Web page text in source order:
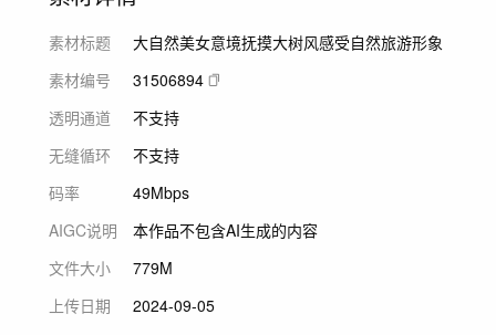
素材标题
大自然美女意境抚摸大树风感受自然旅游形象
素材编号
31506894
透明通道
不支持
无缝循环
不支持
码率
49Mbps
AIGC说明
本作品不包含AI生成的内容
文件大小
779M
上传日期
2024-09-05